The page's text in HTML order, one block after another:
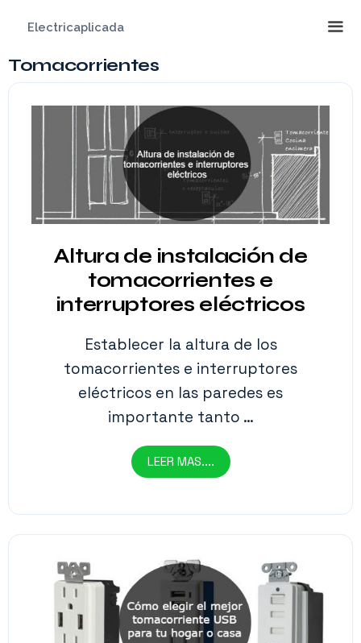
contenido
Electricaplicada
Tomacorrientes
Altura de instalación de
tomacorrientes e
interruptores eléctricos
Establecer la altura de los
tomacorrientes e interruptores
eléctricos en las paredes es
importante tanto …
LEER MAS....